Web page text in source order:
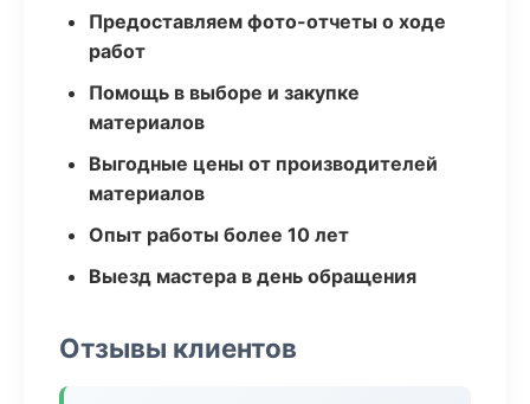
Предоставляем фото-отчеты о ходе
работ
Помощь в выборе и закупке
материалов
Выгодные цены от производителей
материалов
Опыт работы более 10 лет
Выезд мастера в день обращения
Отзывы клиентов